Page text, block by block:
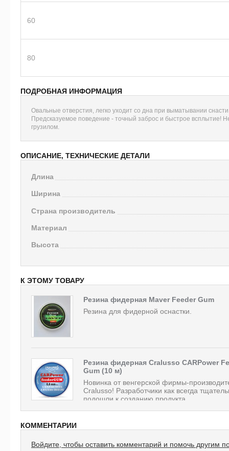
60
80
ПОДРОБНАЯ ИНФОРМАЦИЯ
Овальные отверстия, легко уходит со дна при выматывании
Предсказуемое поведение - точный заброс и быстрое всплытие!
грузилом.
ОПИСАНИЕ, ТЕХНИЧЕСКИЕ ДЕТАЛИ
Длина
Ширина
Страна производитель
Материал
Высота
К ЭТОМУ ТОВАРУ
Резина фидерная Maver Feeder Gum
Резина для фидерной оснастки.
Резина фидерная Cralusso CARPower
Gum (10 м)
Новинка от венгерской фирмы-
Cralusso! Разработчики как всегда
подошли к созданию продукта,...
КОММЕНТАРИИ
Войдите, чтобы оставить комментарий и помочь другим